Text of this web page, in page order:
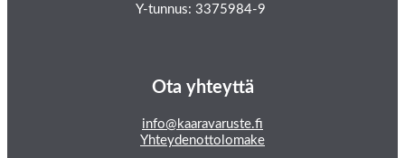
Y-tunnus: 3375984-9
Ota yhteyttä
info@kaaravaruste.fi
Yhteydenottolomake